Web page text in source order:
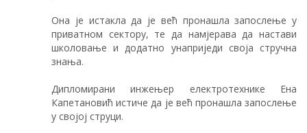
Она је истакла да је већ пронашла запослење у
приватном сектору, те да намјерава да настави
школовање и додатно унаприједи своја стручна
знања.
Дипломирани инжењер електротехнике Ена
Капетановић истиче да је већ пронашла запослење
у својој струци.